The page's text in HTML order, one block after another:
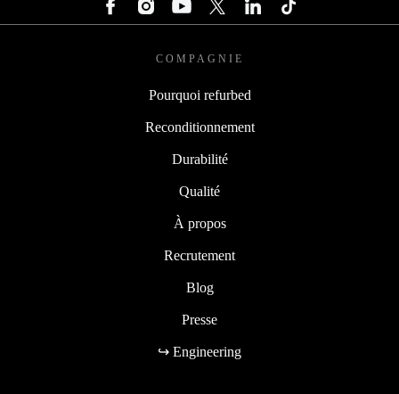
COMPAGNIE
Pourquoi refurbed
Reconditionnement
Durabilité
Qualité
À propos
Recrutement
Blog
Presse
↪ Engineering